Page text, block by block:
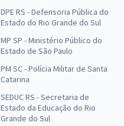
DPE RS - Defensoria Pública do
Estado do Rio Grande do Sul
MP SP - Ministério Público do
Estado de São Paulo
PM SC - Polícia Militar de Santa
Catarina
SEDUC RS - Secretaria de
Estado da Educação do Rio
Grande do Sul